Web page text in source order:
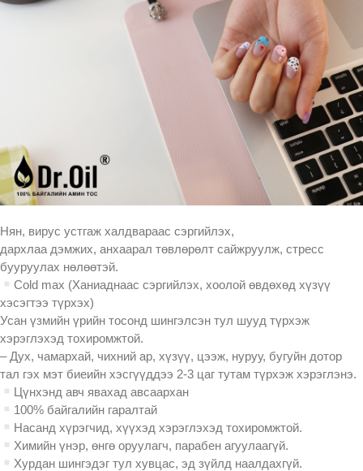
Нян, вирус устгаж халдвараас сэргийлэх,
дархлаа дэмжих, анхаарал төвлөрөлт сайжруулж, стресс
бууруулах нөлөөтэй.
Cold max (Ханиаднаас сэргийлэх, хоолой өвдөхөд хүзүү
хэсэгтээ түрхэх)
Усан үзмийн үрийн тосонд шингэлсэн тул шууд түрхэж
хэрэглэхэд тохиромжтой.
– Дух, чамархай, чихний ар, хүзүү, цээж, нуруу, бугуйн дотор
тал гэх мэт биеийн хэсгүүддээ 2-3 цаг тутам түрхэж хэрэглэнэ.
Цүнхэнд авч явахад авсаархан
100% байгалийн гаралтай
Насанд хүрэгчид, хүүхэд хэрэглэхэд тохиромжтой.
Химийн үнэр, өнгө оруулагч, парабен агуулаагүй.
Хурдан шингэдэг тул хувцас, эд зүйлд наалдахгүй.